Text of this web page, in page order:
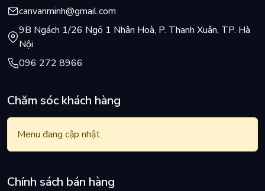
canvanminh@gmail.com
9B Ngách 1/26 Ngõ 1 Nhân Hoà, P. Thanh Xuân, TP. Hà
Nội
096 272 8966
Chăm sóc khách hàng
Menu đang cập nhật.
Chính sách bán hàng